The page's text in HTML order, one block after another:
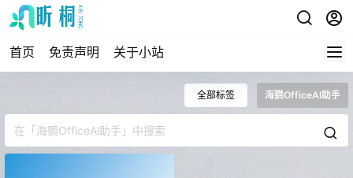
首页 免责声明 关于小站
全部标签 海鹦OfficeAl助手